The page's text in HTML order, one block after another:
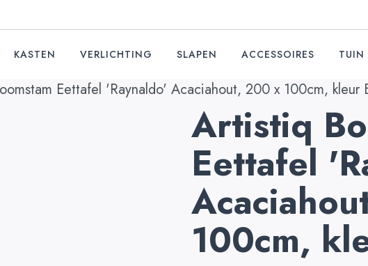
KASTEN VERLICHTING SLAPEN ACCESSOIRES TUIN
Eettafel 'Raynaldo' Acaciahout, 200 x 100cm, kleur
Artistiq
Eettafel
100cm,